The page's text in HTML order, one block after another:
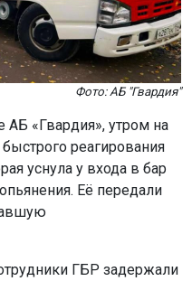
Фото: АБ "Гвардия"
«Гвардия», утром на
реагирования
уснула у входа в бар
Её передали
ГБР задержали